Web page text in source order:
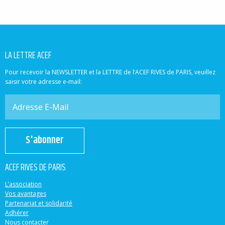
LA LETTRE ACEF
Pour recevoir la NEWSLETTER et la LETTRE de l’ACEF RIVES de PARIS, veuillez
saisir votre adresse e-mail:
S'abonner
ACEF RIVES DE PARIS
L’association
Vos avantages
Partenariat et solidarité
Adhérer
Nous contacter